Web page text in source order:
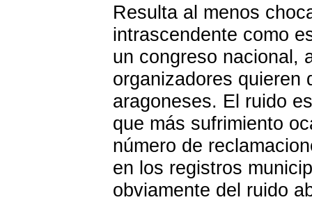
Resulta al menos
intrascendente como
un congreso nacional,
organizadores quieren
aragoneses. El ruido
que más sufrimiento
número de
en los registros
obviamente del ruido